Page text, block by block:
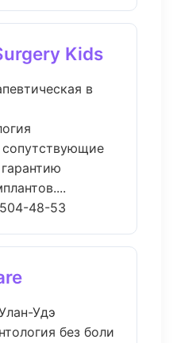
Kids
в
сопутствующие
48-53
Удэ
без боли